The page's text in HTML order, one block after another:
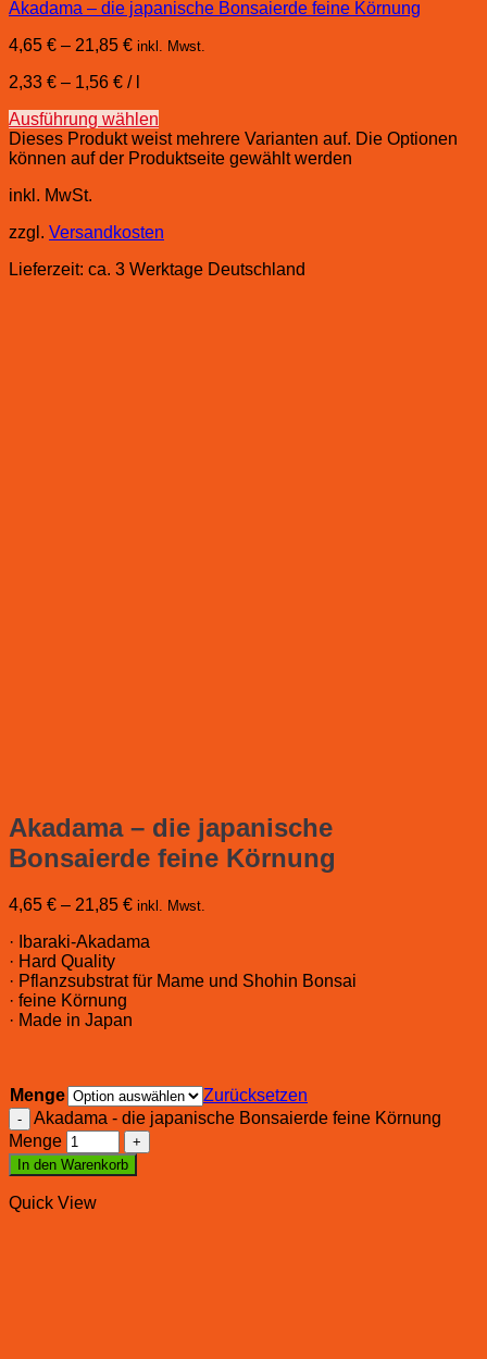
Akadama – die japanische Bonsaierde feine Körnung
4,65 € – 21,85 € inkl. Mwst.
2,33 € – 1,56 € /
Ausführung wählen
Dieses Produkt weist mehrere Varianten auf. Die Optionen
können auf der Produktseite gewählt werden
inkl. MwSt.
zzgl. Versandkosten
Lieferzeit: ca. 3 Werktage Deutschland
Akadama – die japanische
Bonsaierde feine Körnung
4,65 € – 21,85 € inkl. Mwst.
· Ibaraki-Akadama
· Hard Quality
· Pflanzsubstrat für Mame und Shohin Bonsai
· feine Körnung
· Made in Japan
Menge
Zurücksetzen
Akadama - die japanische Bonsaierde feine Körnung
Menge
In den Warenkorb
Quick View